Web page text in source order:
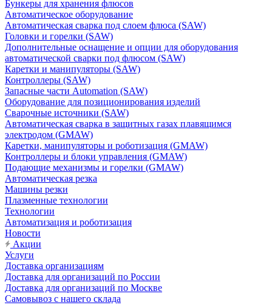
Бункеры для хранения флюсов
Автоматическое оборудование
Автоматическая сварка под слоем флюса (SAW)
Головки и горелки (SAW)
Дополнительные оснащение и опции для оборудования
автоматической сварки под флюсом (SAW)
Каретки и манипуляторы (SAW)
Контроллеры (SAW)
Запасные части Automation (SAW)
Оборудование для позиционирования изделий
Сварочные источники (SAW)
Автоматическая сварка в защитных газах плавящимся
электродом (GMAW)
Каретки, манипуляторы и роботизация (GMAW)
Контроллеры и блоки управления (GMAW)
Подающие механизмы и горелки (GMAW)
Автоматическая резка
Машины резки
Плазменные технологии
Технологии
Автоматизация и роботизация
Новости
Акции
Услуги
Доставка организациям
Доставка для организаций по России
Доставка для организаций по Москве
Самовывоз с нашего склада